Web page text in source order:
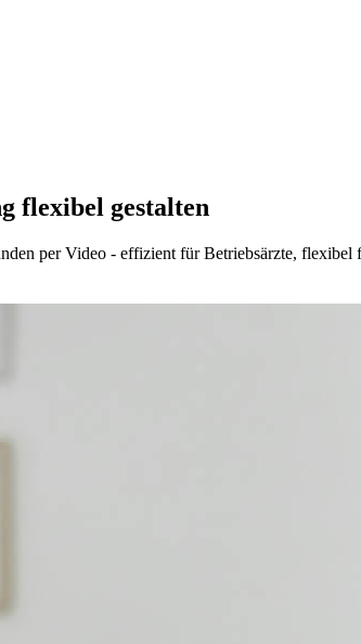
flexibel gestalten
per Video - effizient für Betriebsärzte, flexibel